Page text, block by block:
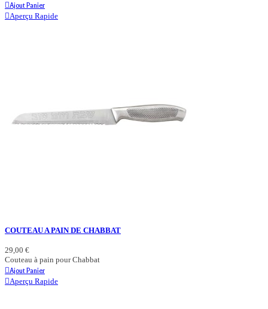
Ajout Panier
Aperçu Rapide
COUTEAU A PAIN DE CHABBAT
29,00 €
Couteau à pain pour Chabbat
Ajout Panier
Aperçu Rapide